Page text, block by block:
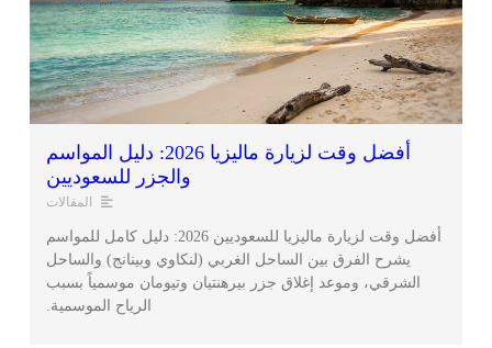
أفضل وقت لزيارة ماليزيا 2026: دليل المواسم
والجزر للسعوديين
المقالات
أفضل وقت لزيارة ماليزيا للسعوديين 2026: دليل كامل للمواسم
يشرح الفرق بين الساحل الغربي (لنكاوي وبينانج) والساحل
الشرقي، وموعد إغلاق جزر بيرهنتيان وتيومان موسمياً بسبب
الرياح الموسمية.